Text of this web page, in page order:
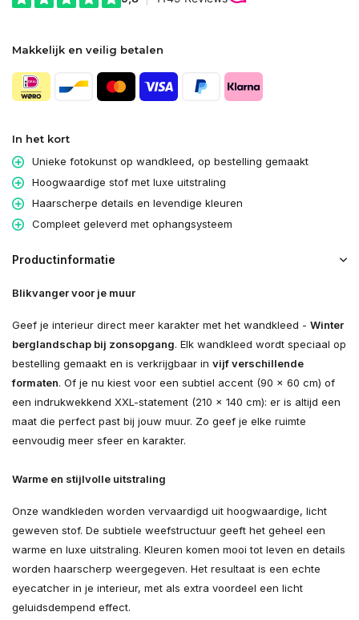
Makkelijk en veilig betalen
In het kort
Unieke fotokunst op wandkleed, op bestelling gemaakt
Hoogwaardige stof met luxe uitstraling
Haarscherpe details en levendige kleuren
Compleet geleverd met ophangsysteem
Productinformatie
Blikvanger voor je muur
Geef je interieur direct meer karakter met het wandkleed - Winter
berglandschap bij zonsopgang. Elk wandkleed wordt speciaal op
bestelling gemaakt en is verkrijgbaar in vijf verschillende
formaten. Of je nu kiest voor een subtiel accent (90 × 60 cm) of
een indrukwekkend XXL-statement (210 × 140 cm): er is altijd een
maat die perfect past bij jouw muur. Zo geef je elke ruimte
eenvoudig meer sfeer en karakter.
Warme en stijlvolle uitstraling
Onze wandkleden worden vervaardigd uit hoogwaardige, licht
geweven stof. De subtiele weefstructuur geeft het geheel een
warme en luxe uitstraling. Kleuren komen mooi tot leven en details
worden haarscherp weergegeven. Het resultaat is een echte
eyecatcher in je interieur, met als extra voordeel een licht
geluidsdempend effect.